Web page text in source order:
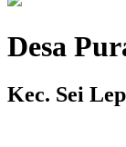
Desa
Kec. Sei